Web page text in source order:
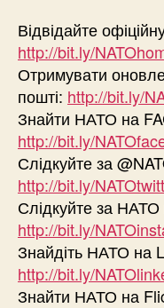
Відвідайте
http://bit.ly/
Отримувати
пошті: http://bit.ly/
Знайти НАТО на
http://bit.ly/
Слідкуйте за
http://bit.ly/
Слідкуйте за
http://bit.ly/
Знайдіть НАТО на
http://bit.ly/
Знайти НАТО на